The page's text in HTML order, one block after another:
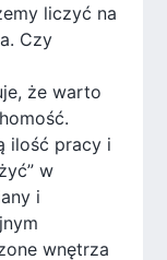
liczyć na
Czy
że warto
ilość pracy i
w
i
wnętrza